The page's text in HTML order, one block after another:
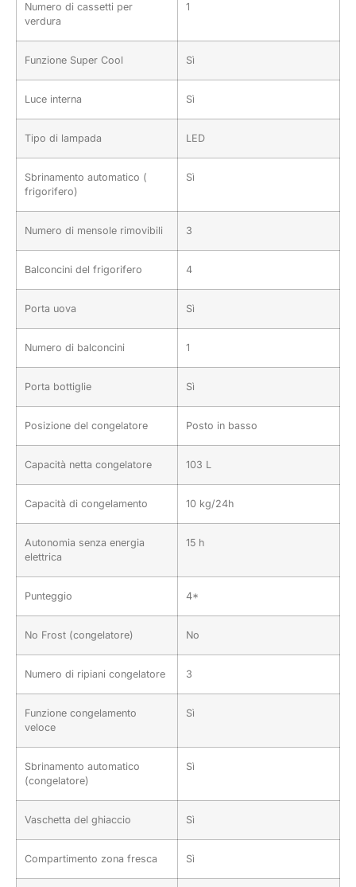
Numero di cassetti per
verdura
1
Funzione Super Cool Sì
Luce interna Sì
Tipo di lampada LED
Sbrinamento automatico (
frigorifero)
Sì
Numero di mensole rimovibili 3
Balconcini del frigorifero 4
Porta uova Sì
Numero di balconcini 1
Porta bottiglie Sì
Posizione del congelatore Posto in basso
Capacità netta congelatore 103 L
Capacità di congelamento 10 kg/24h
Autonomia senza energia
elettrica
15 h
Punteggio 4*
No Frost (congelatore) No
Numero di ripiani congelatore 3
Funzione congelamento
veloce
Sì
Sbrinamento automatico
(congelatore)
Sì
Vaschetta del ghiaccio Sì
Compartimento zona fresca Sì